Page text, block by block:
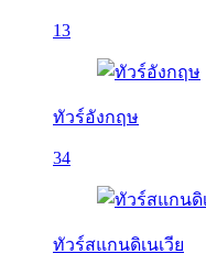
13
ทัวร์อังกฤษ
34
ทัวร์สแกนดิเนเวีย